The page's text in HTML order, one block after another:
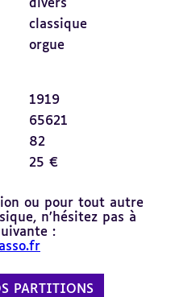
divers
classique
orgue
1919
65621
82
25 €
ou pour tout autre
n’hésitez pas à
:
PARTITIONS